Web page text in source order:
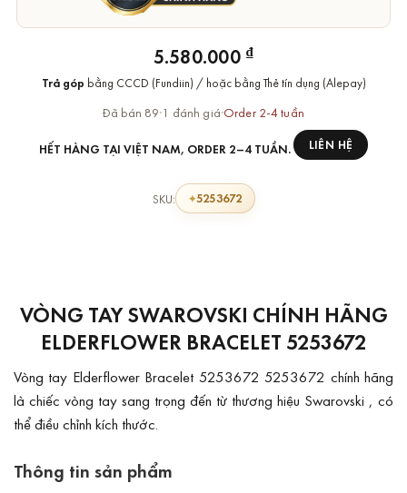
5.580.000 ₫
Trả góp bằng CCCD (Fundiin) / hoặc bằng Thẻ tín dụng (Alepay)
Đã bán 89·1 đánh giá·Order 2-4 tuần
HẾT HÀNG TẠI VIỆT NAM, ORDER 2–4 TUẦN. LIÊN HỆ
SKU: 5253672
VÒNG TAY SWAROVSKI CHÍNH HÃNG
ELDERFLOWER BRACELET 5253672
Vòng tay Elderflower Bracelet 5253672 5253672 chính hãng
là chiếc vòng tay sang trọng đến từ thương hiệu Swarovski , có
thể điều chỉnh kích thước.
Thông tin sản phẩm